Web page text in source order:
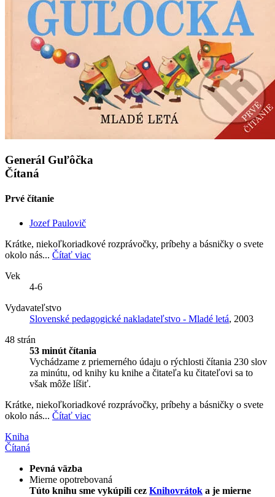
Generál Guľôčka
Čítaná
Prvé čítanie
Jozef Paulovič
Krátke, niekoľkoriadkové rozprávočky, príbehy a básničky o svete
okolo nás... Čítať viac
Vek
4-6
Vydavateľstvo
Slovenské pedagogické nakladateľstvo - Mladé letá, 2003
48 strán
53 minút čítania
Vychádzame z priemerného údaju o rýchlosti čítania 230 slov
za minútu, od knihy ku knihe a čitateľa ku čitateľovi sa to
však môže líšiť.
Krátke, niekoľkoriadkové rozprávočky, príbehy a básničky o svete
okolo nás... Čítať viac
Kniha
Čítaná
Pevná väzba
Mierne opotrebovaná
Túto knihu sme vykúpili cez Knihovrátok a je mierne